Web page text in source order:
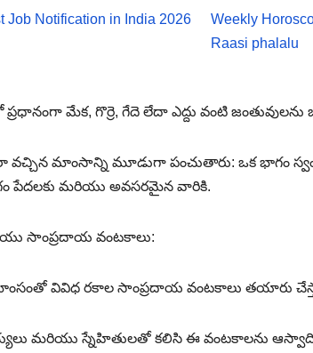
Job Notification in India 2026
Weekly
Raasi phalalu
మేక, గొర్రె, గేదె లేదా ఎద్దు వంటి
మాంసాన్ని మూడుగా పంచుతారు: ఒక భాగం
పేదలకు మరియు అవసరమైన వారికి.
సాంప్రదాయ వంటకాలు:
వివిధ రకాల సాంప్రదాయ వంటకాలు తయారు
మరియు స్నేహితులతో కలిసి ఈ వంటకాలను